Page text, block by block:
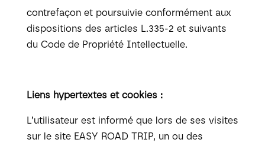
contrefaçon et poursuivie conformément aux
dispositions des articles L.335-2 et suivants
du Code de Propriété Intellectuelle.
Liens hypertextes et cookies :
L’utilisateur est informé que lors de ses visites
sur le site EASY ROAD TRIP, un ou des